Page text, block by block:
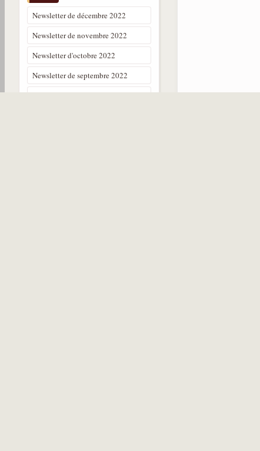
Newsletter de décembre 2022
Newsletter de novembre 2022
Newsletter d'octobre 2022
Newsletter de septembre 2022
Newsletter d'août 2022